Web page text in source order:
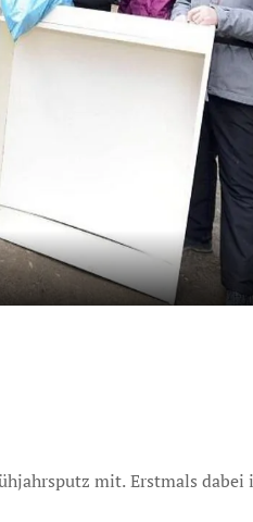
mit. Erstmals dabei